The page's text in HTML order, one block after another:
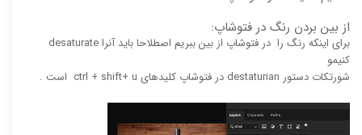
از بین بردن رنگ در فتوشاپ:
برای اینکه رنگ را در فتوشاپ از بین ببریم اصطلاحا باید آنرا desaturate
کنیمو
شورتکات دستور destaturian در فتوشاپ کلید‌های ctrl + shift+ u است .